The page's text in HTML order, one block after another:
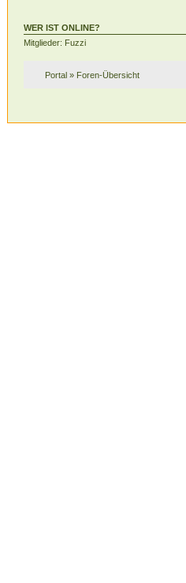
WER IST ONLINE?
Mitglieder: Fuzzi
Portal » Foren-Übersicht